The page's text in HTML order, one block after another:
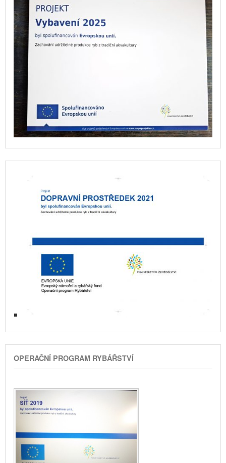
OPERAČNÍ PROGRAM RYBÁŘSTVÍ